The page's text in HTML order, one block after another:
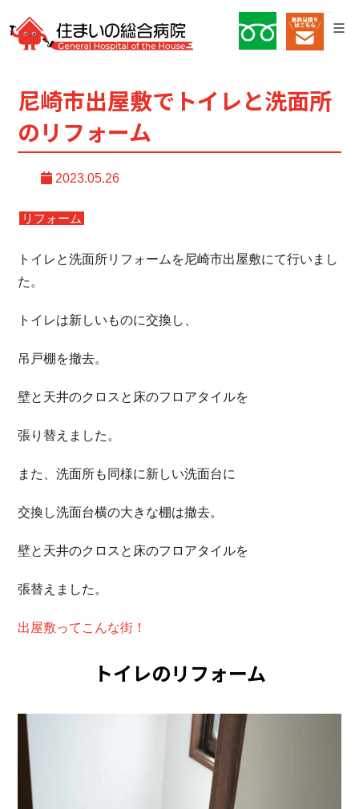
尼崎市出屋敷でトイレと洗面所
のリフォーム
2023.05.26
リフォーム
トイレと洗面所リフォームを尼崎市出屋敷にて行いまし
た。
トイレは新しいものに交換し、
吊戸棚を撤去。
壁と天井のクロスと床のフロアタイルを
張り替えました。
また、洗面所も同様に新しい洗面台に
交換し洗面台横の大きな棚は撤去。
壁と天井のクロスと床のフロアタイルを
張替えました。
出屋敷ってこんな街！
トイレのリフォーム